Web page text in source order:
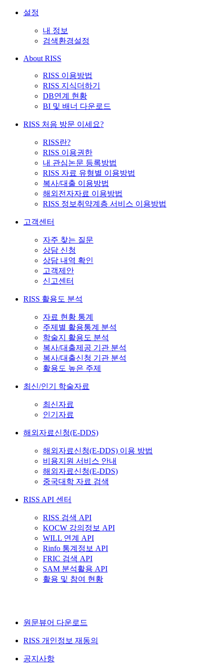
설정
내 정보
검색환경설정
About RISS
RISS 이용방법
RISS 지식더하기
DB연계 현황
BI 및 배너 다운로드
RISS 처음 방문 이세요?
RISS란?
RISS 이용권한
내 관심논문 등록방법
RISS 자료 유형별 이용방법
복사/대출 이용방법
해외전자자료 이용방법
RISS 정보취약계층 서비스 이용방법
고객센터
자주 찾는 질문
상담 신청
상담 내역 확인
고객제안
신고센터
RISS 활용도 분석
자료 현황 통계
주제별 활용통계 분석
학술지 활용도 분석
복사/대출제공 기관 분석
복사/대출신청 기관 분석
활용도 높은 주제
최신/인기 학술자료
최신자료
인기자료
해외자료신청(E-DDS)
해외자료신청(E-DDS) 이용 방법
비용지원 서비스 안내
해외자료신청(E-DDS)
중국대학 자료 검색
RISS API 센터
RISS 검색 API
KOCW 강의정보 API
WILL 연계 API
Rinfo 통계정보 API
FRIC 검색 API
SAM 분석활용 API
활용 및 참여 현황
원문뷰어 다운로드
RISS 개인정보 재동의
공지사항